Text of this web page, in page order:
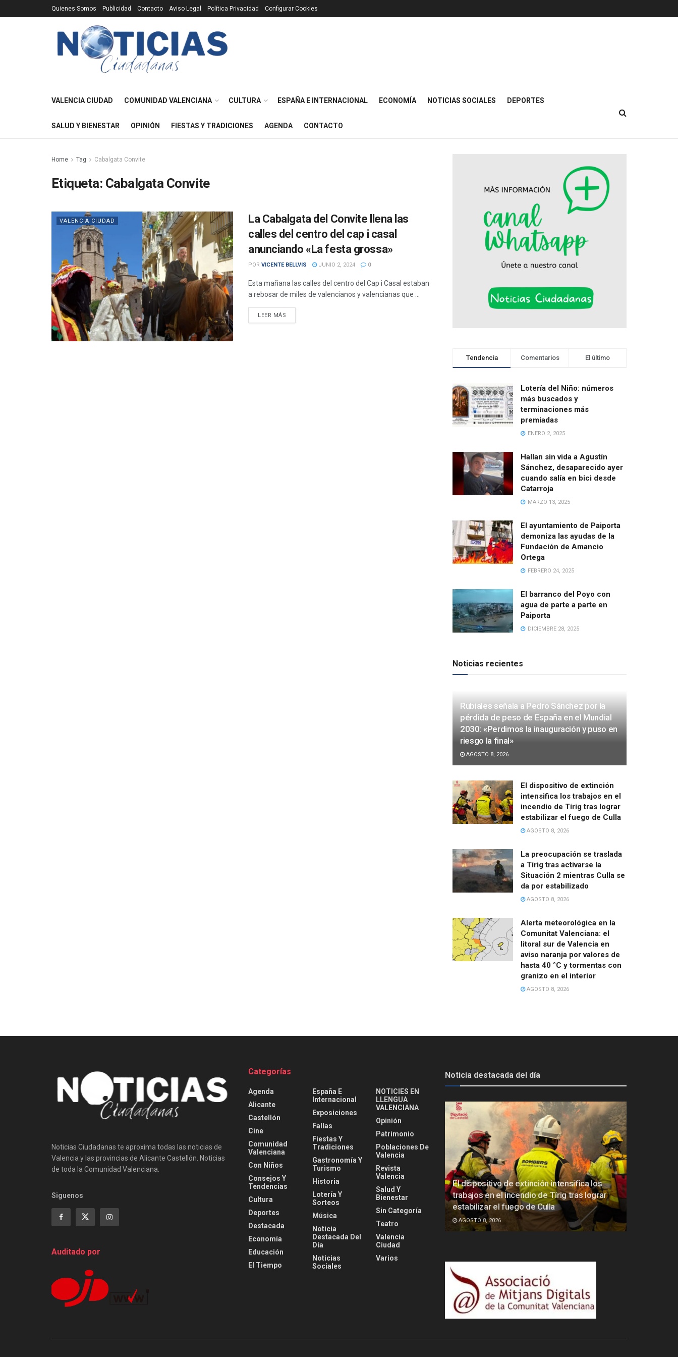
Quienes Somos Publicidad Contacto Aviso Legal Política Privacidad Configurar Cookies
VALENCIA CIUDAD COMUNIDAD VALENCIANA CULTURA ESPAÑA E INTERNACIONAL ECONOMÍA NOTICIAS SOCIALES DEPORTES
SALUD Y BIENESTAR OPINIÓN FIESTAS Y TRADICIONES AGENDA CONTACTO
Home Tag Cabalgata Convite
Etiqueta: Cabalgata Convite
VALENCIA CIUDAD
La Cabalgata del Convite llena las
calles del centro del cap i casal
anunciando «La festa grossa»
POR VICENTE BELLVIS JUNIO 2, 2024 0
Esta mañana las calles del centro del Cap i Casal estaban
a rebosar de miles de valencianos y valencianas que ...
LEER MÁS
Tendencia Comentarios El último
Lotería del Niño: números
más buscados y
terminaciones más
premiadas
ENERO 2, 2025
Hallan sin vida a Agustín
Sánchez, desaparecido ayer
cuando salía en bici desde
Catarroja
MARZO 13, 2025
El ayuntamiento de Paiporta
demoniza las ayudas de la
Fundación de Amancio
Ortega
FEBRERO 24, 2025
El barranco del Poyo con
agua de parte a parte en
Paiporta
DICIEMBRE 28, 2025
Noticias recientes
Rubiales señala a Pedro Sánchez por la
pérdida de peso de España en el Mundial
2030: «Perdimos la inauguración y puso en
riesgo la final»
AGOSTO 8, 2026
El dispositivo de extinción
intensifica los trabajos en el
incendio de Tírig tras lograr
estabilizar el fuego de Culla
AGOSTO 8, 2026
La preocupación se traslada
a Tírig tras activarse la
Situación 2 mientras Culla se
da por estabilizado
AGOSTO 8, 2026
Alerta meteorológica en la
Comunitat Valenciana: el
litoral sur de Valencia en
aviso naranja por valores de
hasta 40 °C y tormentas con
granizo en el interior
AGOSTO 8, 2026
Noticias Ciudadanas te aproxima todas las noticias de
Valencia y las provincias de Alicante Castellón. Noticias
de toda la Comunidad Valenciana.
Siguenos
Auditado por
Categorías
Agenda
Alicante
Castellón
Cine
Comunidad
Valenciana
Con Niños
Consejos Y
Tendencias
Cultura
Deportes
Destacada
Economía
Educación
El Tiempo
España E
Internacional
Exposiciones
Fallas
Fiestas Y
Tradiciones
Gastronomía Y
Turismo
Historia
Lotería Y
Sorteos
Música
Noticia
Destacada Del
Día
Noticias
Sociales
NOTICIES EN
LLENGUA
VALENCIANA
Opinión
Patrimonio
Poblaciones De
Valencia
Revista
Valencia
Salud Y
Bienestar
Sin Categoría
Teatro
Valencia
Ciudad
Varios
Noticia destacada del día
El dispositivo de extinción intensifica los
trabajos en el incendio de Tírig tras lograr
estabilizar el fuego de Culla
AGOSTO 8, 2026